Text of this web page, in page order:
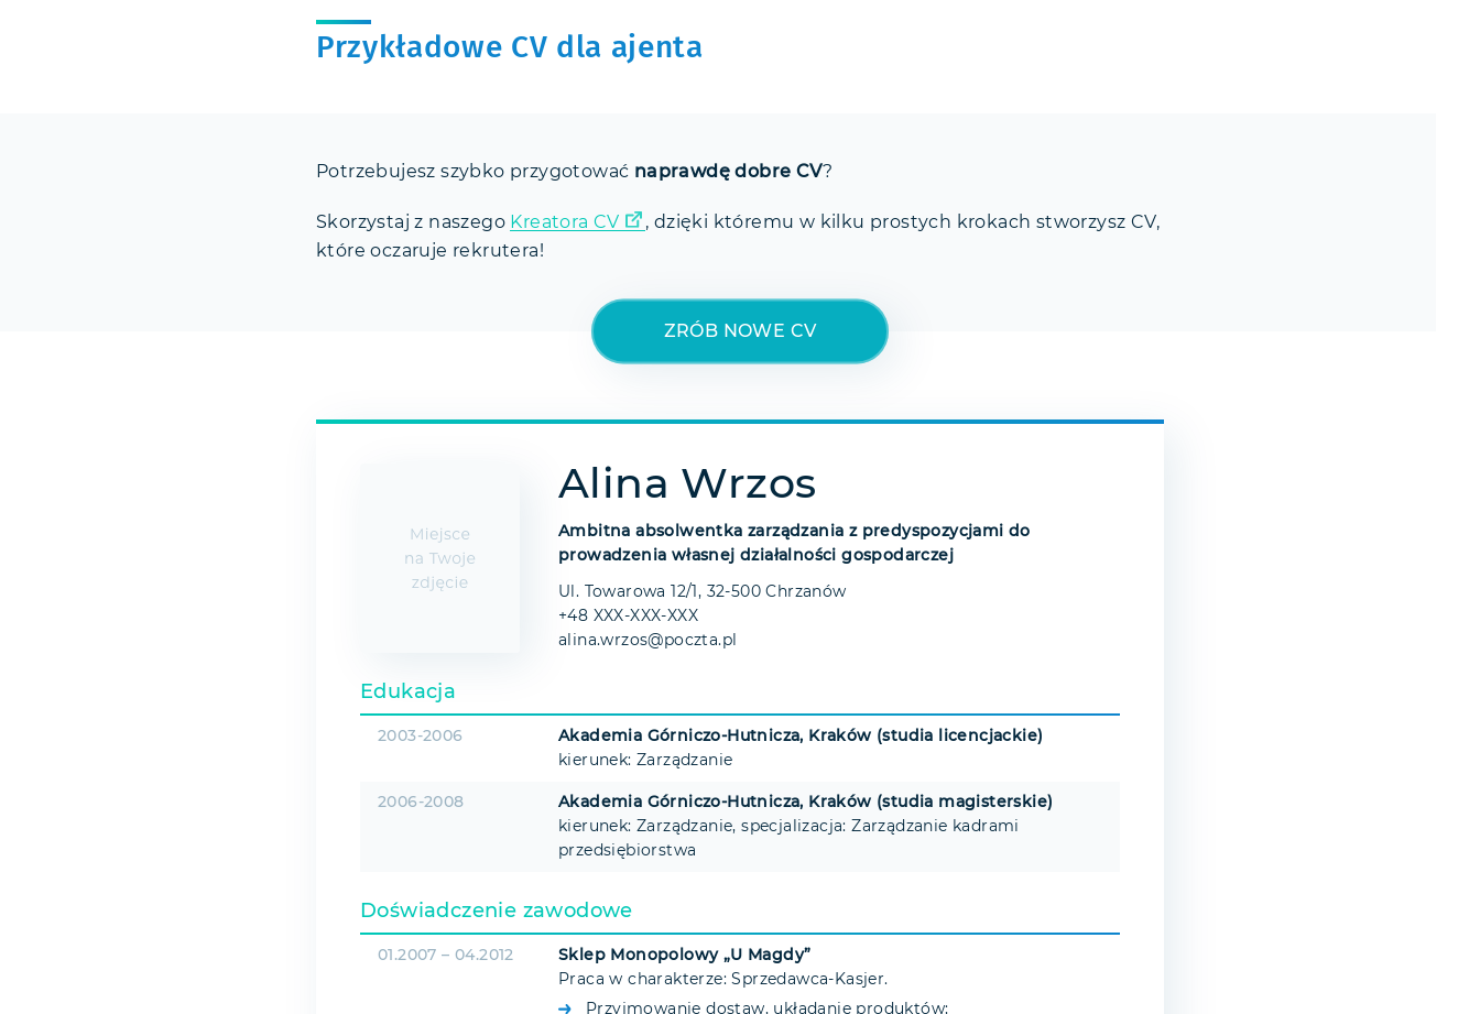
Przykładowe CV dla ajenta
Potrzebujesz szybko przygotować naprawdę dobre CV?
Skorzystaj z naszego Kreatora CV
, dzięki któremu w kilku prostych krokach stworzysz CV,
które oczaruje rekrutera!
ZRÓB NOWE CV
Alina Wrzos
Ambitna absolwentka zarządzania z predyspozycjami do
prowadzenia własnej działalności gospodarczej
Ul. Towarowa 12/1, 32-500 Chrzanów
+48 XXX-XXX-XXX
alina.wrzos@poczta.pl
Edukacja
2003-2006
Akademia Górniczo-Hutnicza, Kraków (studia licencjackie)
kierunek: Zarządzanie
2006-2008
Akademia Górniczo-Hutnicza, Kraków (studia magisterskie)
kierunek: Zarządzanie, specjalizacja: Zarządzanie kadrami
przedsiębiorstwa
Doświadczenie zawodowe
01.2007 – 04.2012
Sklep Monopolowy „U Magdy”
Praca w charakterze: Sprzedawca-Kasjer.
Przyjmowanie dostaw, układanie produktów;